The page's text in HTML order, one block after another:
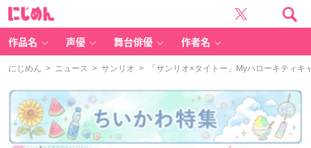
作品名 声優 舞台俳優 作者名
にじめん > ニュース > サンリオ > 「サンリオ×タイトー」Myハローキティキ